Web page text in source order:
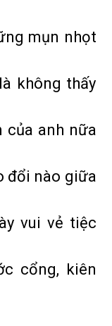
mụn nhọt
không thấy
của anh nữa
đổi nào giữa
vui vẻ tiệc
cổng, kiên